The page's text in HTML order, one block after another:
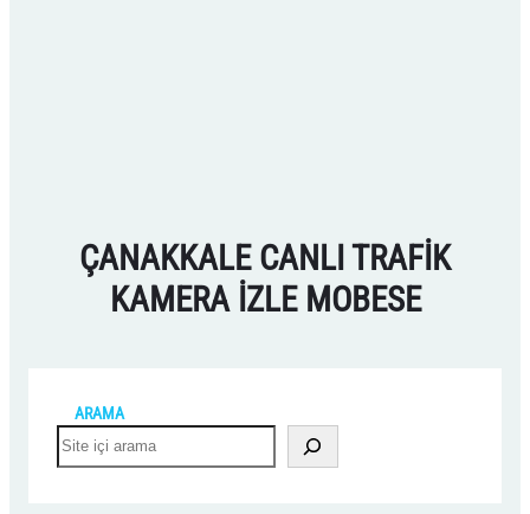
ÇANAKKALE CANLI TRAFIK
KAMERA IZLE MOBESE
ARAMA
S
e